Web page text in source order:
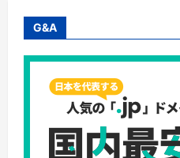
G&A